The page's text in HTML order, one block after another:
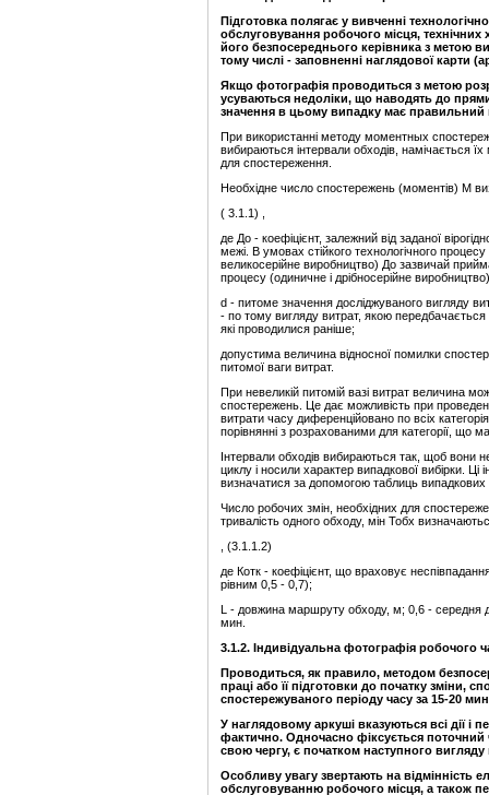
Підготовка полягає у вивченні
обслуговування робочого місця, технічних
його безпосереднього керівника з метою
тому числі - заповненні наглядової карти
Якщо фотографія проводиться з метою
усуваються недоліки, що наводять до
значення в цьому випадку має правильний
При використанні методу моментных
вибираються інтервали обходів, намічається
для спостереження.
Необхідне число спостережень (моментів) М
( 3.1.1) ,
де До - коефіцієнт, залежний від заданої
межі. В умовах стійкого технологічного
великосерійне виробництво) До зазвичай
процесу (одиничне і дрібносерійне
d - питоме значення досліджуваного вигляду
- по тому вигляду витрат, якою
які проводилися раніше;
допустима величина відносної помилки
питомої ваги витрат.
При невеликій питомій вазі витрат величина
спостережень. Це дає можливість при
витрати часу диференційовано по всіх
порівнянні з розрахованими для категорії, що
Інтервали обходів вибираються так, щоб вони
циклу і носили характер випадкової вибірки.
визначатися за допомогою таблиць випадкових
Число робочих змін, необхідних для
тривалість одного обходу, мін Тобх
, (3.1.1.2)
де Котк - коефіцієнт, що враховує
рівним 0,5 - 0,7);
L - довжина маршруту обходу, м; 0,6 - середня
мин.
3.1.2. Індивідуальна фотографія робочого
Проводиться, як правило, методом
праці або її підготовки до початку зміни,
спостережуваного періоду часу за 15-20
У наглядовому аркуші вказуються всі дії
фактично. Одночасно фіксується поточний
свою чергу, є початком наступного вигляду
Особливу увагу звертають на відмінність
обслуговуванню робочого місця, а також